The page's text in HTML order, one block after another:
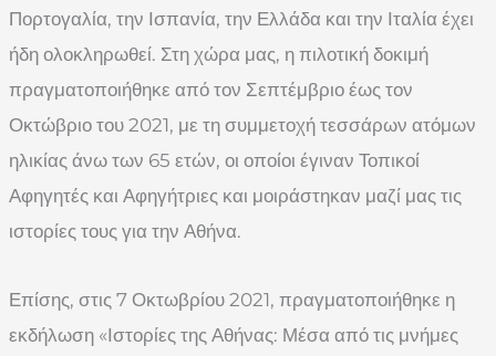
Πορτογαλία, την Ισπανία, την Ελλάδα και την Ιταλία έχει
ήδη ολοκληρωθεί. Στη χώρα μας, η πιλοτική δοκιμή
πραγματοποιήθηκε από τον Σεπτέμβριο έως τον
Οκτώβριο του 2021, με τη συμμετοχή τεσσάρων ατόμων
ηλικίας άνω των 65 ετών, οι οποίοι έγιναν Τοπικοί
Αφηγητές και Αφηγήτριες και μοιράστηκαν μαζί μας τις
ιστορίες τους για την Αθήνα.
Επίσης, στις 7 Οκτωβρίου 2021, πραγματοποιήθηκε η
εκδήλωση «Ιστορίες της Αθήνας: Μέσα από τις μνήμες